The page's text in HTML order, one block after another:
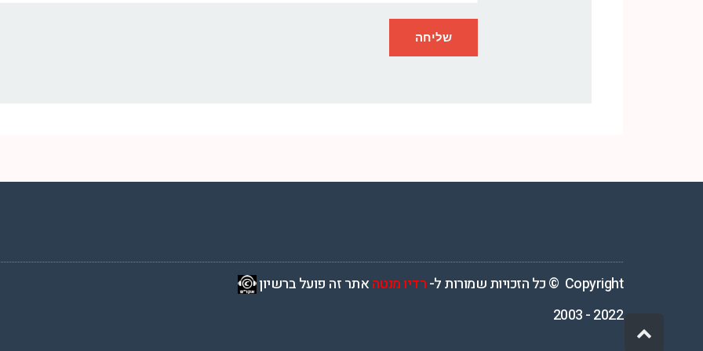
Copyright © כל הזכויות שמורות ל- רדיו מנטהאתר זה פועל ברשיון
2022 - 2003